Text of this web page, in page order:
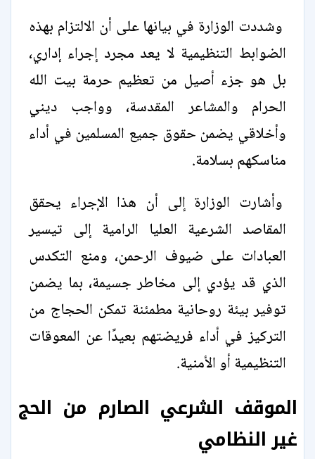
وشددت الوزارة في بيانها على أن الالتزام بهذه
الضوابط التنظيمية لا يعد مجرد إجراء إداري،
بل هو جزء أصيل من تعظيم حرمة بيت الله
الحرام والمشاعر المقدسة، وواجب ديني
وأخلاقي يضمن حقوق جميع المسلمين في أداء
مناسكهم بسلامة.
وأشارت الوزارة إلى أن هذا الإجراء يحقق
المقاصد الشرعية العليا الرامية إلى تيسير
العبادات على ضيوف الرحمن، ومنع التكدس
الذي قد يؤدي إلى مخاطر جسيمة، بما يضمن
توفير بيئة روحانية مطمئنة تمكن الحجاج من
التركيز في أداء فريضتهم بعيدًا عن المعوقات
التنظيمية أو الأمنية.
الموقف الشرعي الصارم من الحج
غير النظامي